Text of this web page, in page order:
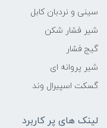
سینی و نردبان کابل
شیر فشار شکن
گیج فشار
شیر پروانه ای
گسکت اسپیرال وند
لینک های پر کاربرد